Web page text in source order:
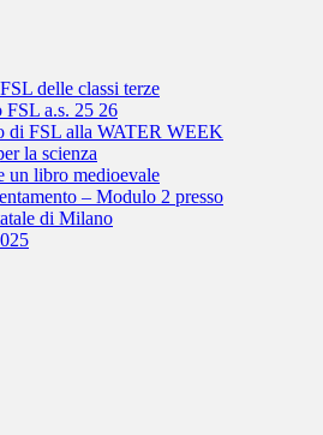
delle classi terze
FSL a.s. 25 26
di FSL alla WATER WEEK
la scienza
un libro medioevale
– Modulo 2 presso
di Milano